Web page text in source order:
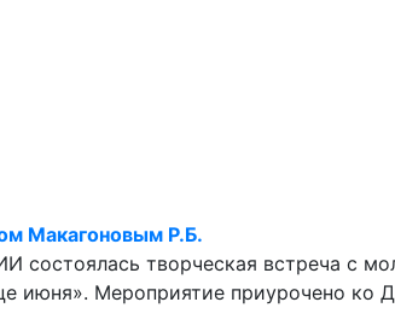
Макагоновым Р.Б.
состоялась творческая встреча с
июня». Мероприятие приурочено ко